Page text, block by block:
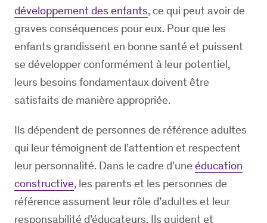
développement des enfants, ce qui peut avoir de
graves conséquences pour eux. Pour que les
enfants grandissent en bonne santé et puissent
se développer conformément à leur potentiel,
leurs besoins fondamentaux doivent être
satisfaits de manière appropriée.
Ils dépendent de personnes de référence adultes
qui leur témoignent de l’attention et respectent
leur personnalité. Dans le cadre d'une éducation
constructive, les parents et les personnes de
référence assument leur rôle d’adultes et leur
responsabilité d’éducateurs. Ils guident et